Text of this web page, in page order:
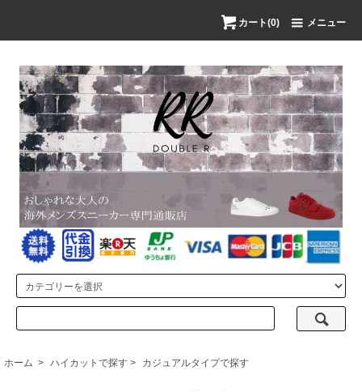
カート(0) メニュー
ホーム > ハイカットで探す > カジュアルタイプで探す